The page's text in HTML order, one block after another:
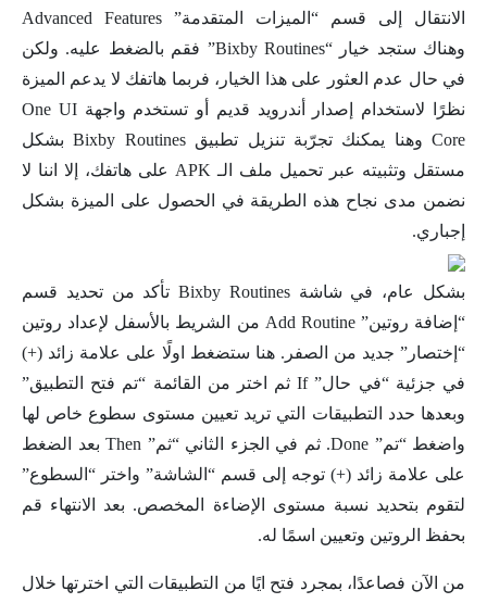
الانتقال إلى قسم “الميزات المتقدمة” Advanced Features
وهناك ستجد خيار “Bixby Routines” فقم بالضغط عليه. ولكن
في حال عدم العثور على هذا الخيار، فربما هاتفك لا يدعم الميزة
نظرًا لاستخدام إصدار أندرويد قديم أو تستخدم واجهة One UI
Core وهنا يمكنك تجرّبة تنزيل تطبيق Bixby Routines بشكل
مستقل وتثبيته عبر تحميل ملف الـ APK على هاتفك، إلا اننا لا
نضمن مدى نجاح هذه الطريقة في الحصول على الميزة بشكل
إجباري.
بشكل عام، في شاشة Bixby Routines تأكد من تحديد قسم
“إضافة روتين” Add Routine من الشريط بالأسفل لإعداد روتين
“إختصار” جديد من الصفر. هنا ستضغط اولًا على علامة زائد (+)
في جزئية “في حال” If ثم اختر من القائمة “تم فتح التطبيق”
وبعدها حدد التطبيقات التي تريد تعيين مستوى سطوع خاص لها
واضغط “تم” Done. ثم في الجزء الثاني “ثم” Then بعد الضغط
على علامة زائد (+) توجه إلى قسم “الشاشة” واختر “السطوع”
لتقوم بتحديد نسبة مستوى الإضاءة المخصص. بعد الانتهاء قم
بحفظ الروتين وتعيين اسمًا له.
من الآن فصاعدًا، بمجرد فتح ايًا من التطبيقات التي اخترتها خلال